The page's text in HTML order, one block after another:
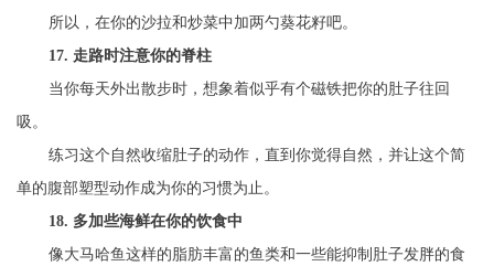
所以，在你的沙拉和炒菜中加两勺葵花籽吧。
17. 走路时注意你的脊柱
当你每天外出散步时，想象着似乎有个磁铁把你的肚子往回
吸。
练习这个自然收缩肚子的动作，直到你觉得自然，并让这个简
单的腹部塑型动作成为你的习惯为止。
18. 多加些海鲜在你的饮食中
像大马哈鱼这样的脂肪丰富的鱼类和一些能抑制肚子发胖的食